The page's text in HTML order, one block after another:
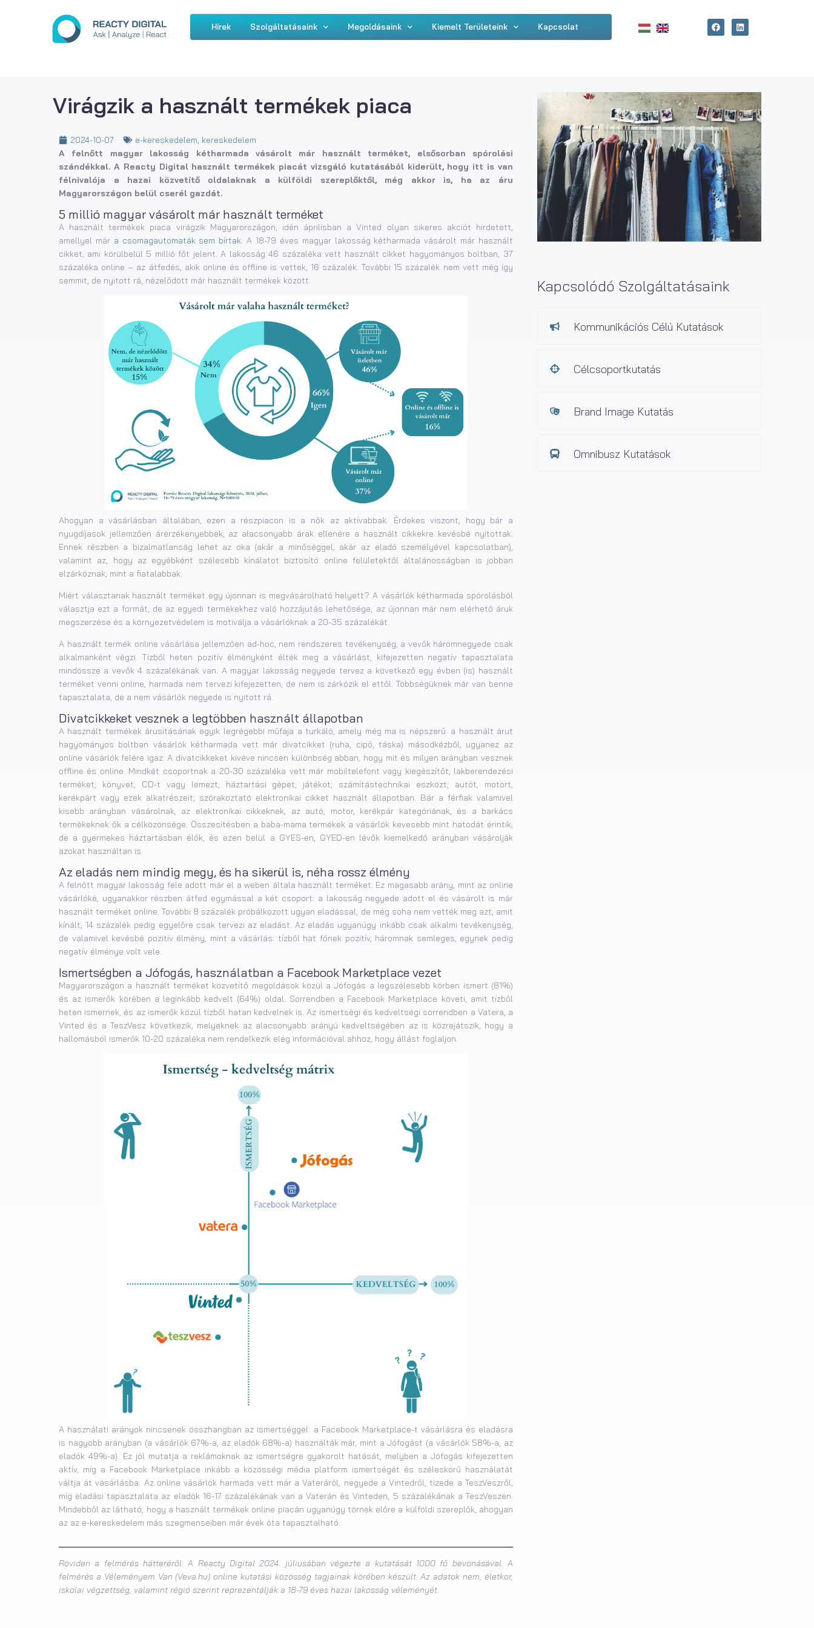
Hírek Szolgáltatásaink Megoldásaink Kiemelt Területeink Kapcsolat
Virágzik a használt termékek piaca
2024-10-07 e-kereskedelem, kereskedelem
A felnőtt magyar lakosság kétharmada vásárolt már használt terméket, elsősorban spórolási
szándékkal. A Reacty Digital használt termékek piacát vizsgáló kutatásából kiderült, hogy itt is van
félnivalója a hazai közvetítő oldalaknak a külföldi szereplőktől, még akkor is, ha az áru
Magyarországon belül cserél gazdát.
5 millió magyar vásárolt már használt terméket
A használt termékek piaca virágzik Magyarországon, idén áprilisban a Vinted olyan sikeres akciót hirdetett,
amellyel már a csomagautomaták sem bírtak. A 18-79 éves magyar lakosság kétharmada vásárolt már használt
cikket, ami körülbelül 5 millió főt jelent. A lakosság 46 százaléka vett használt cikket hagyományos boltban, 37
százaléka online – az átfedés, akik online és offline is vettek, 16 százalék. További 15 százalék nem vett még így
semmit, de nyitott rá, nézelődött már használt termékek között.
Ahogyan a vásárlásban általában, ezen a részpiacon is a nők az aktívabbak. Érdekes viszont, hogy bár a
nyugdíjasok jellemzően árérzékenyebbek, az alacsonyabb árak ellenére a használt cikkekre kevésbé nyitottak.
Ennek részben a bizalmatlanság lehet az oka (akár a minőséggel, akár az eladó személyével kapcsolatban),
valamint az, hogy az egyébként szélesebb kínálatot biztosító online felületektől általánosságban is jobban
elzárkóznak, mint a fiatalabbak.
Miért választanak használt terméket egy újonnan is megvásárolható helyett? A vásárlók kétharmada spórolásból
választja ezt a formát, de az egyedi termékekhez való hozzájutás lehetősége, az újonnan már nem elérhető áruk
megszerzése és a környezetvédelem is motiválja a vásárlóknak a 20-35 százalékát.
A használt termék online vásárlása jellemzően ad-hoc, nem rendszeres tevékenység, a vevők háromnegyede csak
alkalmanként végzi. Tízből heten pozitív élményként élték meg a vásárlást, kifejezetten negatív tapasztalata
mindössze a vevők 4 százalékának van. A magyar lakosság negyede tervez a következő egy évben (is) használt
terméket venni online, harmada nem tervezi kifejezetten, de nem is zárkózik el ettől. Többségüknek már van benne
tapasztalata, de a nem vásárlók negyede is nyitott rá.
Divatcikkeket vesznek a legtöbben használt állapotban
A használt termékek árusításának egyik legrégebbi műfaja a turkáló, amely még ma is népszerű: a használt árut
hagyományos boltban vásárlók kétharmada vett már divatcikket (ruha, cipő, táska) másodkézből, ugyanez az
online vásárlók felére igaz. A divatcikkeket kivéve nincsen különbség abban, hogy mit és milyen arányban vesznek
offline és online. Mindkét csoportnak a 20-30 százaléka vett már mobiltelefont vagy kiegészítőt; lakberendezési
terméket; könyvet, CD-t vagy lemezt; háztartási gépet; játékot; számítástechnikai eszközt; autót, motort,
kerékpárt vagy ezek alkatrészeit; szórakoztató elektronikai cikket használt állapotban. Bár a férfiak valamivel
kisebb arányban vásárolnak, az elektronikai cikkeknek, az autó, motor, kerékpár kategóriának, és a barkács
termékeknek ők a célközönsége. Összesítésben a baba-mama termékek a vásárlók kevesebb mint hatodát érintik,
de a gyermekes háztartásban élők, és ezen belül a GYES-en, GYED-en lévők kiemelkedő arányban vásárolják
azokat használtan is.
Az eladás nem mindig megy, és ha sikerül is, néha rossz élmény
A felnőtt magyar lakosság fele adott már el a weben általa használt terméket. Ez magasabb arány, mint az online
vásárlóké, ugyanakkor részben átfed egymással a két csoport: a lakosság negyede adott el és vásárolt is már
használt terméket online. További 8 százalék próbálkozott ugyan eladással, de még soha nem vették meg azt, amit
kínált, 14 százalék pedig egyelőre csak tervezi az eladást. Az eladás ugyanúgy inkább csak alkalmi tevékenység,
de valamivel kevésbé pozitív élmény, mint a vásárlás: tízből hat főnek pozitív, háromnak semleges, egynek pedig
negatív élménye volt vele.
Ismertségben a Jófogás, használatban a Facebook Marketplace vezet
Magyarországon a használt terméket közvetítő megoldások közül a Jófogás a legszélesebb körben ismert (81%)
és az ismerők körében a leginkább kedvelt (64%) oldal. Sorrendben a Facebook Marketplace követi, amit tízből
heten ismernek, és az ismerők közül tízből hatan kedvelnek is. Az ismertségi és kedveltségi sorrendben a Vatera, a
Vinted és a TeszVesz következik, melyeknek az alacsonyabb arányú kedveltségében az is közrejátszik, hogy a
hallomásból ismerők 10-20 százaléka nem rendelkezik elég információval ahhoz, hogy állást foglaljon.
A használati arányok nincsenek összhangban az ismertséggel: a Facebook Marketplace-t vásárlásra és eladásra
is nagyobb arányban (a vásárlók 67%-a, az eladók 68%-a) használták már, mint a Jófogást (a vásárlók 58%-a, az
eladók 49%-a). Ez jól mutatja a reklámoknak az ismertségre gyakorolt hatását, melyben a Jófogás kifejezetten
aktív, míg a Facebook Marketplace inkább a közösségi média platform ismertségét és széleskörű használatát
váltja át vásárlásba. Az online vásárlók harmada vett már a Vateráról, negyede a Vintedről, tizede a TeszVeszről,
míg eladási tapasztalata az eladók 16-17 százalékának van a Vaterán és Vinteden, 5 százalékának a TeszVeszen.
Mindebből az látható, hogy a használt termékek online piacán ugyanúgy törnek előre a külföldi szereplők, ahogyan
az az e-kereskedelem más szegmenseiben már évek óta tapasztalható.
Röviden a felmérés hátteréről: A Reacty Digital 2024. júliusában végezte a kutatását 1000 fő bevonásával. A
felmérés a Véleményem Van (Veva.hu) online kutatási közösség tagjainak körében készült. Az adatok nem, életkor,
iskolai végzettség, valamint régió szerint reprezentálják a 18-79 éves hazai lakosság véleményét.
Kapcsolódó Szolgáltatásaink
Kommunikációs Célú Kutatások
Célcsoportkutatás
Brand Image Kutatás
Omnibusz Kutatások